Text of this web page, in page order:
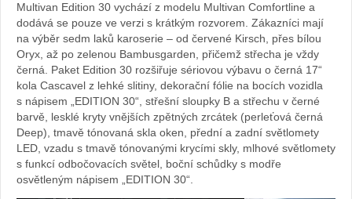
Multivan Edition 30 vychází z modelu Multivan Comfortline a
dodává se pouze ve verzi s krátkým rozvorem. Zákazníci mají
na výběr sedm laků karoserie – od červené Kirsch, přes bílou
Oryx, až po zelenou Bambusgarden, přičemž střecha je vždy
černá. Paket Edition 30 rozšiřuje sériovou výbavu o černá 17“
kola Cascavel z lehké slitiny, dekorační fólie na bocích vozidla
s nápisem „EDITION 30“, střešní sloupky B a střechu v černé
barvě, lesklé kryty vnějších zpětných zrcátek (perleťová černá
Deep), tmavě tónovaná skla oken, přední a zadní světlomety
LED, vzadu s tmavě tónovanými krycími skly, mlhové světlomety
s funkcí odbočovacích světel, boční schůdky s modře
osvětleným nápisem „EDITION 30“.